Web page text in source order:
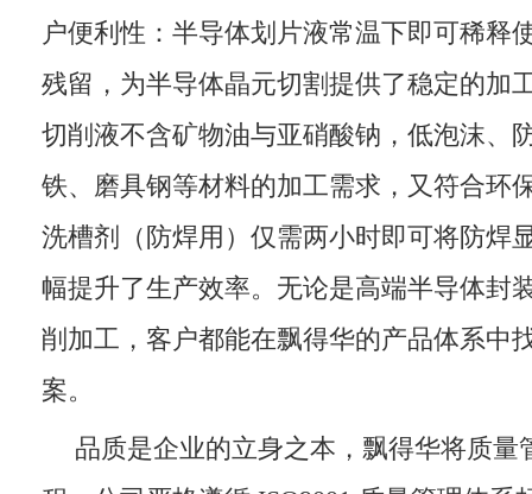
户便利性：半导体划片液常温下即可稀释
残留，为半导体晶元切割提供了稳定的加
切削液不含矿物油与亚硝酸钠，低泡沫、
铁、磨具钢等材料的加工需求，又符合环
洗槽剂（防焊用）仅需两小时即可将防焊
幅提升了生产效率。无论是高端半导体封
削加工，客户都能在飘得华的产品体系中
案。
品质是企业的立身之本，飘得华将质量